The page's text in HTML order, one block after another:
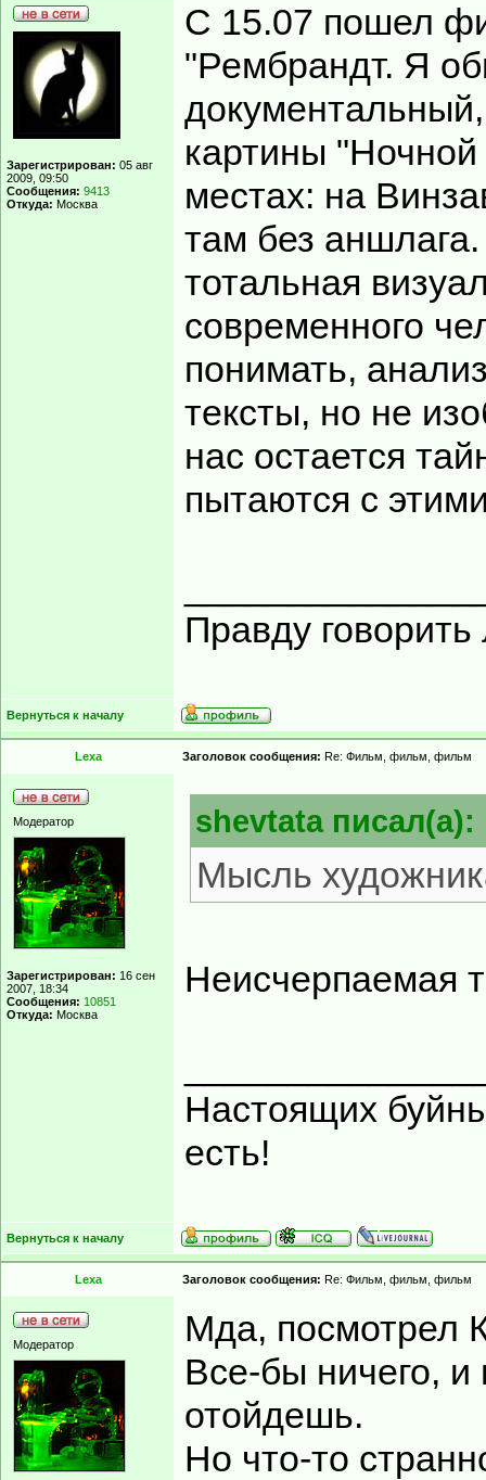
Зарегистрирован: 05 авг
2009, 09:50
Сообщения: 9413
Откуда: Москва
С 15.07 пошел
"Рембрандт. Я
картины "Ночной
местах: на
там без
тотальная
современного
понимать,
тексты, но не
нас остается
пытаются с
Правду
Вернуться к началу
Lexa Заголовок сообщения: Re: Фильм, фильм, фильм
Модератор
Зарегистрирован: 16 сен
2007, 18:34
Сообщения: 10851
Откуда: Москва
shevtata писал(а):
Мысль
Неисчерпаемая
Настоящих
есть!
Вернуться к началу
Lexa Заголовок сообщения: Re: Фильм, фильм, фильм
Модератор
Мда, посмотрел
Все-бы ничего, и
отойдешь.
Но что-то